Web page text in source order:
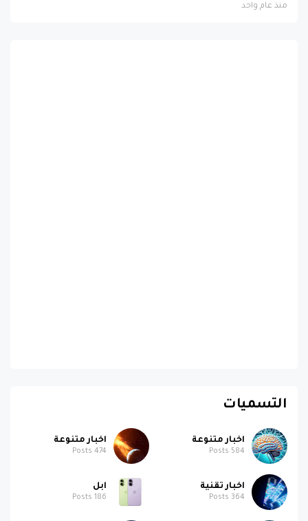
منذ عام واحد
التسميات
اخبار متنوعة
584
اخبار متنوعة
474
اخبار تقنية
364
ابل
186